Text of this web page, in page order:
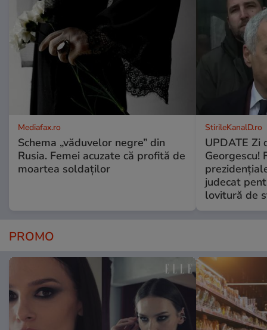
Mediafax.ro
Schema „văduvelor negre” din
Rusia. Femei acuzate că profită de
moartea soldaților
StirileKanalD.ro
UPDATE Zi
Georgescu!
judecat
lovitură de
PROMO